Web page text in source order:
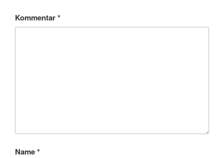
Kommentar*
Name*